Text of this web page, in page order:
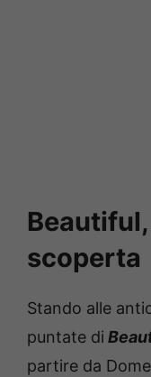
scoperta
Stando alle
puntate di
partire da